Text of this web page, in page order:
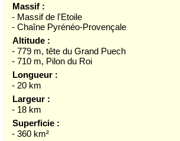
Massif :
- Massif de l'Etoile
- Chaîne Pyrénéo-Provençale
Altitude :
- 779 m, tête du Grand Puech
- 710 m, Pilon du Roi
Longueur :
- 20 km
Largeur :
- 18 km
Superficie :
- 360 km²